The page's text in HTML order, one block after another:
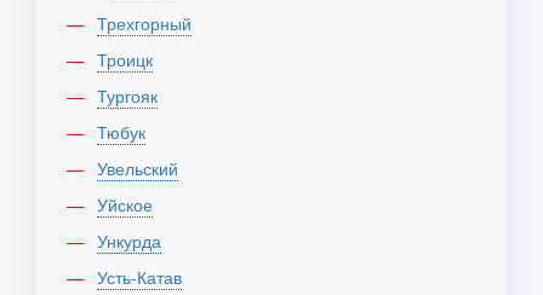
Трехгорный
Троицк
Тургояк
Тюбук
Увельский
Уйское
Ункурда
Усть-Катав